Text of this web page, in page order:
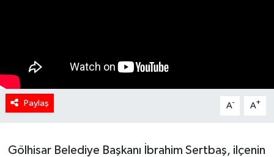
Paylaş A- A+
Gölhisar Belediye Başkanı İbrahim Sertbaş, ilçenin